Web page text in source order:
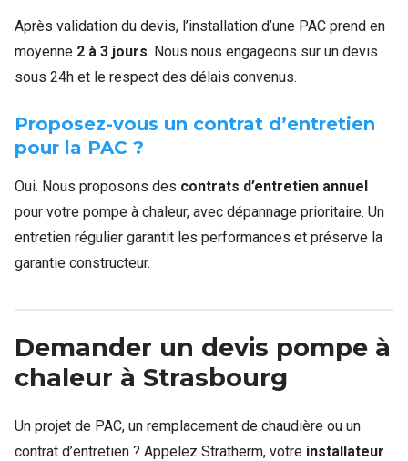
Après validation du devis, l’installation d’une PAC prend en
moyenne 2 à 3 jours. Nous nous engageons sur un devis
sous 24h et le respect des délais convenus.
Proposez-vous un contrat d’entretien
pour la PAC ?
Oui. Nous proposons des contrats d’entretien annuel
pour votre pompe à chaleur, avec dépannage prioritaire. Un
entretien régulier garantit les performances et préserve la
garantie constructeur.
Demander un devis pompe à
chaleur à Strasbourg
Un projet de PAC, un remplacement de chaudière ou un
contrat d’entretien ? Appelez Stratherm, votre installateur